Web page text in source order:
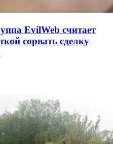
EvilWeb считает
сорвать сделку